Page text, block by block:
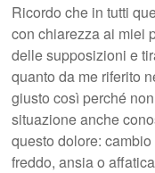
Ricordo che in tutti
con chiarezza ai miei
delle supposizioni e
quanto da me riferito
giusto così perché
situazione anche
questo dolore:
freddo, ansia o